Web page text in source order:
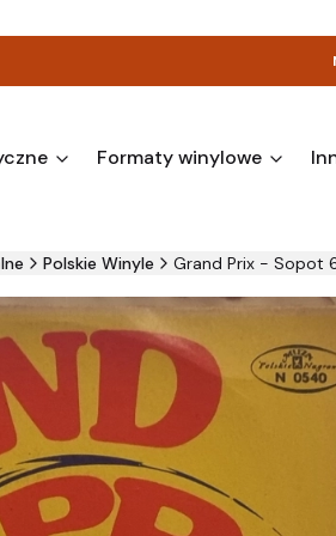
Formaty winylowe
Polskie Winyle Grand Prix - Sopot